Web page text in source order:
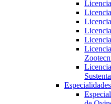
Especialidades